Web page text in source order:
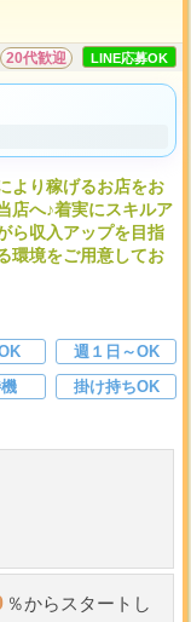
20代歓迎 LINE応募OK
より稼げるお店をお
店へ♪着実にスキルア
ら収入アップを目指
環境をご用意してお
週１日～OK
掛け持ちOK
％からスタートし